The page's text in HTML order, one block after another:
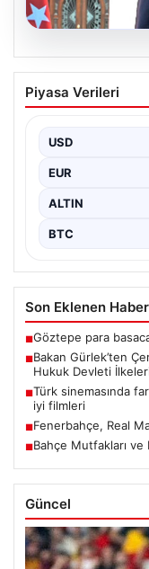
06.08.2026
Bakan
Hakkında
Edilecek
Adalet Bakanı
dönemi
girmesiyle…
Piyasa Verileri
USD
EUR
ALTIN
BTC
Son Eklenen
■Göztepe para
■Bakan Gürlek’ten
Hukuk Devleti
■Türk sinemasında
iyi filmleri
■Fenerbahçe, Real
■Bahçe Mutfakları
Güncel